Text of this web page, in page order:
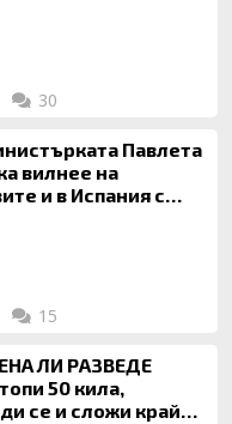
30
Павлета
вилнее на
и в Испания с
15
ЛИ РАЗВЕДЕ
50 кила,
се и сложи край